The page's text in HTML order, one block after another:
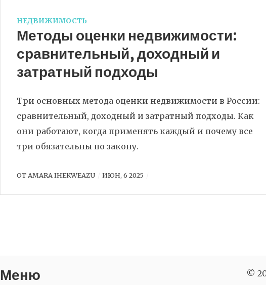
НЕДВИЖИМОСТЬ
Методы оценки недвижимости:
сравнительный, доходный и
затратный подходы
Три основных метода оценки недвижимости в России:
сравнительный, доходный и затратный подходы. Как
они работают, когда применять каждый и почему все
три обязательны по закону.
ОТ AMARA IHEKWEAZU ИЮН, 6 2025
Меню ©